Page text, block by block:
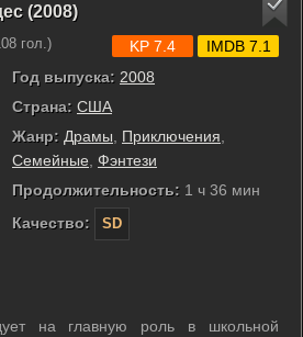
(2008)
гол.)
Год выпуска: 2008
Страна: США
Жанр: Драмы Приключения
Семейные Фэнтези
Продолжительность: 1 ч 36 мин
Качество:
SD
KP 7.4 IMDB 7.1
на главную роль в школьной